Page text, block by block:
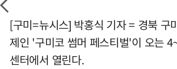
[구미=뉴시스] 박홍식 기자 = 경북 구
제인 '구미코 썸머 페스티벌'이 오는
센터에서 열린다.